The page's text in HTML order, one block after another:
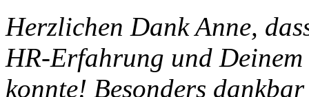
Herzlichen Dank Anne,
HR-Erfahrung und
konnte! Besonders